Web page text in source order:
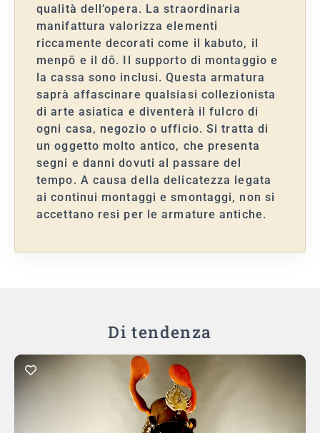
qualità dell’opera. La straordinaria
manifattura valorizza elementi
riccamente decorati come il kabuto, il
menpō e il dō. Il supporto di montaggio e
la cassa sono inclusi. Questa armatura
saprà affascinare qualsiasi collezionista
di arte asiatica e diventerà il fulcro di
ogni casa, negozio o ufficio. Si tratta di
un oggetto molto antico, che presenta
segni e danni dovuti al passare del
tempo. A causa della delicatezza legata
ai continui montaggi e smontaggi, non si
accettano resi per le armature antiche.
Di tendenza